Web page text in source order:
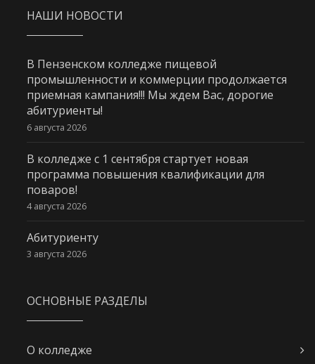
НАШИ НОВОСТИ
В Пензенском колледже пищевой
промышленности и коммерции продолжается
приемная кампания!!! Мы ждем Вас, дорогие
абитуриенты!
6 августа 2026
В колледже с 1 сентября стартует новая
программа повышения квалификации для
поваров!
4 августа 2026
Абитуриенту
3 августа 2026
ОСНОВНЫЕ РАЗДЕЛЫ
О колледже